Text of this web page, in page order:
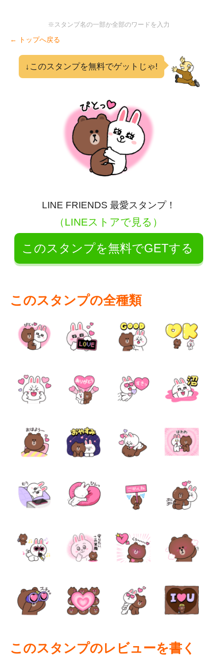
※スタンプ名の一部か全部のワードを入力
← トップへ戻る
↓このスタンプを無料でゲットじゃ!
LINE FRIENDS 最愛スタンプ！
（LINEストアで見る）
このスタンプを無料でGETする
このスタンプの全種類
このスタンプのレビューを書く